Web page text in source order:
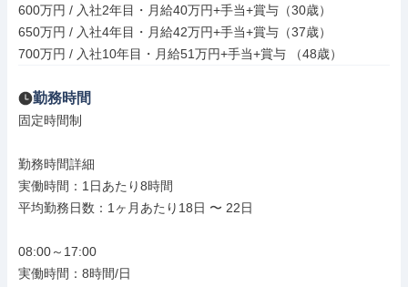
600万円 / 入社2年目・月給40万円+手当+賞与（30歳）
650万円 / 入社4年目・月給42万円+手当+賞与（37歳）
700万円 / 入社10年目・月給51万円+手当+賞与 （48歳）
勤務時間
固定時間制
勤務時間詳細
実働時間：1日あたり8時間
平均勤務日数：1ヶ月あたり18日 〜 22日
08:00～17:00
実働時間：8時間/日